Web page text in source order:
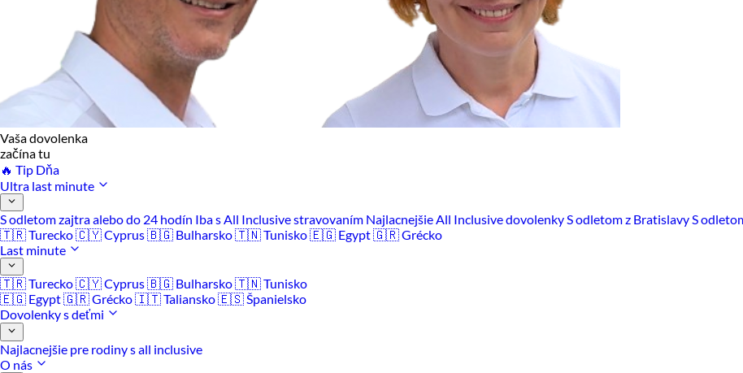
Vaša dovolenka
začína tu
🔥 Tip Dňa
Ultra last minute
S odletom zajtra alebo do 24 hodín Iba s All Inclusive stravovaním Najlacnejšie All Inclusive dovolenkyS odletom z BratislavyS
🇹🇷 Turecko🇨🇾 Cyprus🇧🇬 Bulharsko🇹🇳 Tunisko🇪🇬 Egypt🇬🇷 Grécko
Last minute
🇹🇷 Turecko🇨🇾 Cyprus🇧🇬 Bulharsko🇹🇳 Tunisko
🇪🇬 Egypt🇬🇷 Grécko🇮🇹 Taliansko🇪🇸 Španielsko
Dovolenky s deťmi
Najlacnejšie pre rodiny s all inclusive
O nás